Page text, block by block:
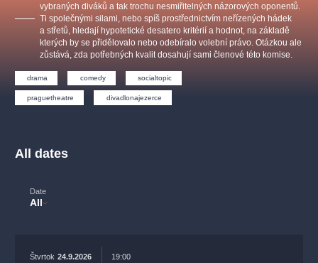
Others
vybraných diváků a tak trochu nesmiřitelných názorových oponentů.
Ti společnými silami, nebo spíš prostřednictvím neřízených hádek
a střetů, hledají hypotetické desatero kritérií a hodnot, na základě
kterých by se přidělovalo nebo odebíralo volební právo. Otázkou ale
zůstává, zda potřebných kvalit dosahují sami členové této komise.
drama comedy socialtopic
praguetheatre divadlonajezerce
All dates
Date
All
Štvrtok 24.9.2026 19:00
Other's search
musicalsprague
The most popular
musicalsprague praguetheatre
nationaltheatre